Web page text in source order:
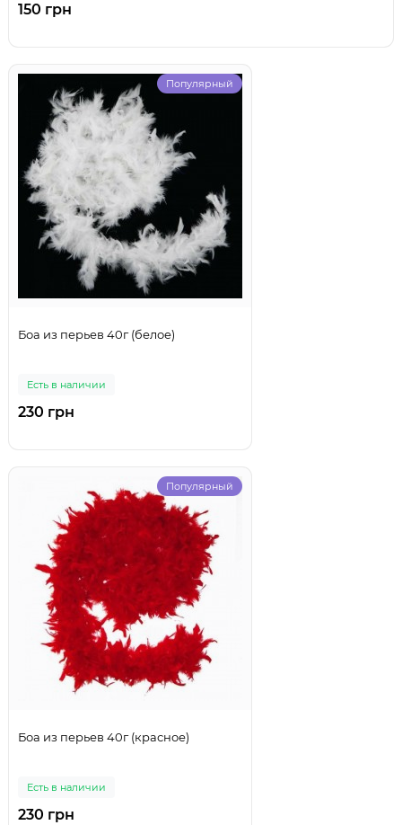
150 грн
Популярный
Боа из перьев 40г (белое)
Есть в наличии
230 грн
Популярный
Боа из перьев 40г (красное)
Есть в наличии
230 грн